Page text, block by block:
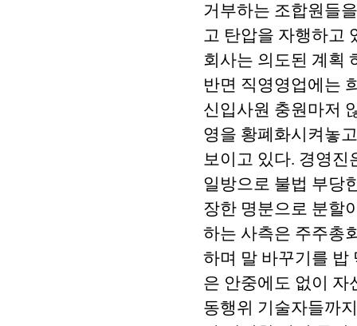
거부하는 조합원들
고 탄압을 자행하고
회사는 의도된 계획
반면 직영영업에는
신입사원 충원마저
영을 황폐화시켜놓
보이고 있다. 경영진
일방으로 불법 부당
장한 명분으로 분할
하는 사측은 주주총
하며 말 바꾸기를 밥
은 안중에도 없이 자
동행위 기술자들까